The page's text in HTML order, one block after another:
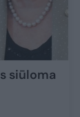
siūloma